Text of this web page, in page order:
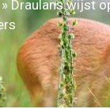
» Draulans wijst